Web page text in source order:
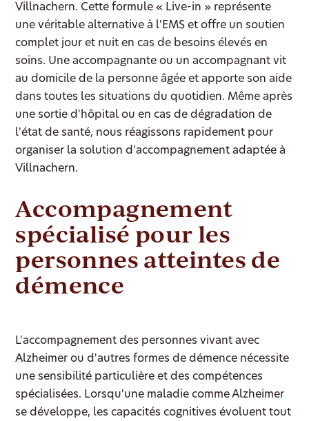
Villnachern. Cette formule « Live-in » représente
une véritable alternative à l'EMS et offre un soutien
complet jour et nuit en cas de besoins élevés en
soins. Une accompagnante ou un accompagnant vit
au domicile de la personne âgée et apporte son aide
dans toutes les situations du quotidien. Même après
une sortie d'hôpital ou en cas de dégradation de
l'état de santé, nous réagissons rapidement pour
organiser la solution d'accompagnement adaptée à
Villnachern.
Accompagnement
spécialisé pour les
personnes atteintes de
démence
L'accompagnement des personnes vivant avec
Alzheimer ou d'autres formes de démence nécessite
une sensibilité particulière et des compétences
spécialisées. Lorsqu'une maladie comme Alzheimer
se développe, les capacités cognitives évoluent tout